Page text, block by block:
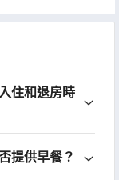
住和退房時
提供早餐？